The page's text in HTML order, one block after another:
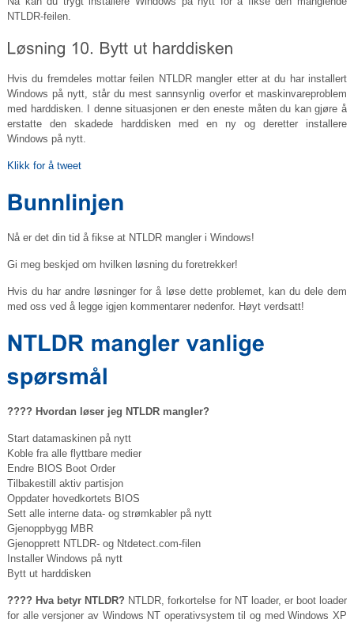
NTLDR-feilen.
Hvis du fremdeles mottar feilen NTLDR mangler etter at du har installert
Windows på nytt, står du mest sannsynlig overfor et maskinvareproblem
med harddisken. I denne situasjonen er den eneste måten du kan gjøre å
erstatte den skadede harddisken med en ny og deretter installere
Windows på nytt.
Klikk for å tweet
Nå er det din tid å fikse at NTLDR mangler i Windows!
Gi meg beskjed om hvilken løsning du foretrekker!
Hvis du har andre løsninger for å løse dette problemet, kan du dele dem
med oss ​​ved å legge igjen kommentarer nedenfor. Høyt verdsatt!
???? Hvordan løser jeg NTLDR mangler?
Start datamaskinen på nytt
Koble fra alle flyttbare medier
Endre BIOS Boot Order
Tilbakestill aktiv partisjon
Oppdater hovedkortets BIOS
Sett alle interne data- og strømkabler på nytt
Gjenoppbygg MBR
Gjenopprett NTLDR- og Ntdetect.com-filen
Installer Windows på nytt
Bytt ut harddisken
???? Hva betyr NTLDR? NTLDR, forkortelse for NT loader, er boot loader
for alle versjoner av Windows NT operativsystem til og med Windows XP